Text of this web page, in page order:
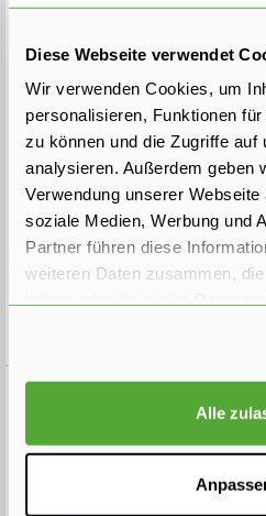
Diese Webseite verwendet
Wir verwenden Cookies, um
personalisieren, Funktionen
zu können und die Zugriffe auf
analysieren. Außerdem geben
Verwendung unserer
soziale Medien, Werbung und
Partner führen diese
weiteren Daten zusammen,
Alle
Preis:
€45, 00 inkl. MwSt. - keine
Abholung 20% Rabatt
Größe exkl. Ballen:
€45,00